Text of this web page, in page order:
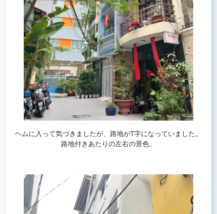
ヘムに入って気づきましたが、路地がT字になっていました。
路地付きあたりの左右の景色。